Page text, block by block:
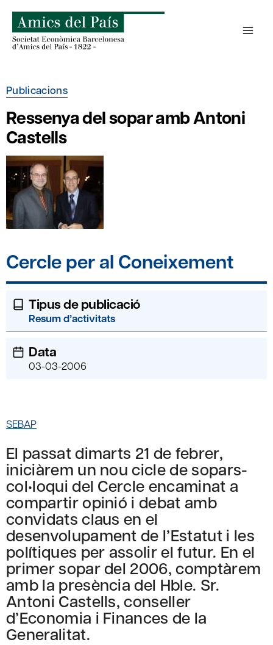
content
Publicacions
Ressenya del sopar amb Antoni
Castells
Cercle per al Coneixement
Tipus de publicació
Resum d’activitats
Data
03-03-2006
SEBAP
El passat dimarts 21 de febrer,
iniciàrem un nou cicle de sopars-
col•loqui del Cercle encaminat a
compartir opinió i debat amb
convidats claus en el
desenvolupament de l’Estatut i les
polítiques per assolir el futur. En el
primer sopar del 2006, comptàrem
amb la presència del Hble. Sr.
Antoni Castells, conseller
d’Economia i Finances de la
Generalitat.